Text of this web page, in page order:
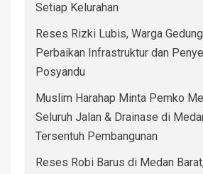
Setiap Kelurahan
Reses Rizki Lubis, Warga
Perbaikan Infrastruktur dan
Posyandu
Muslim Harahap Minta Pemko
Seluruh Jalan & Drainase di
Tersentuh Pembangunan
Reses Robi Barus di Medan